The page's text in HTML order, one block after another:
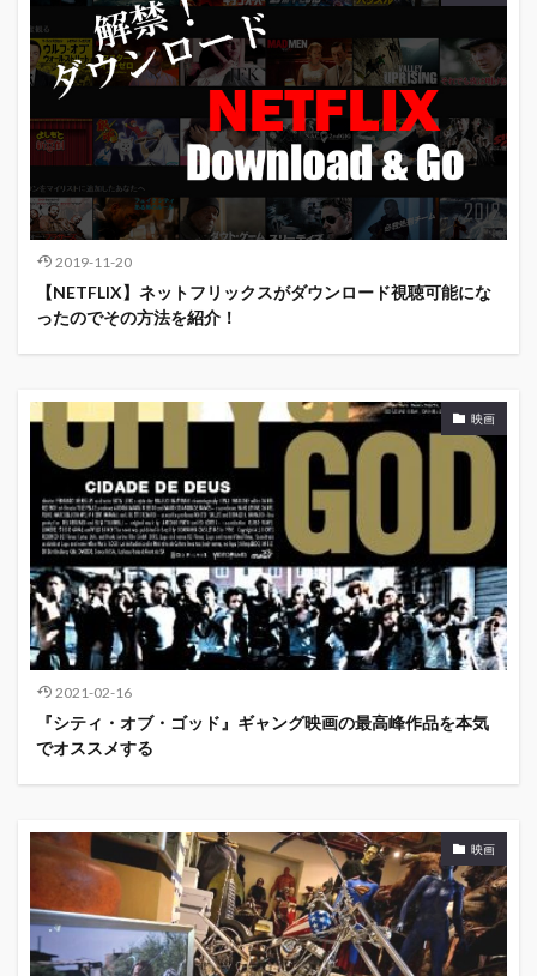
2019-11-20
【NETFLIX】ネットフリックスがダウンロード視聴可能にな
ったのでその方法を紹介！
映画
2021-02-16
『シティ・オブ・ゴッド』ギャング映画の最高峰作品を本気
でオススメする
映画